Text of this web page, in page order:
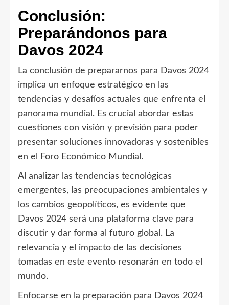
Conclusión:
Preparándonos para
Davos 2024
La conclusión de prepararnos para Davos 2024
implica un enfoque estratégico en las
tendencias y desafíos actuales que enfrenta el
panorama mundial. Es crucial abordar estas
cuestiones con visión y previsión para poder
presentar soluciones innovadoras y sostenibles
en el Foro Económico Mundial.
Al analizar las tendencias tecnológicas
emergentes, las preocupaciones ambientales y
los cambios geopolíticos, es evidente que
Davos 2024 será una plataforma clave para
discutir y dar forma al futuro global. La
relevancia y el impacto de las decisiones
tomadas en este evento resonarán en todo el
mundo.
Enfocarse en la preparación para Davos 2024